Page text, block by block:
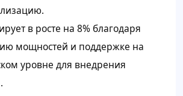
в росте на 8% благодаря
мощностей и поддержке на
уровне для внедрения